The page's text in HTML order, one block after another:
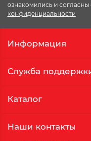
ознакомились и
конфиденциальности
Информация
Служба
Каталог
Наши контакты